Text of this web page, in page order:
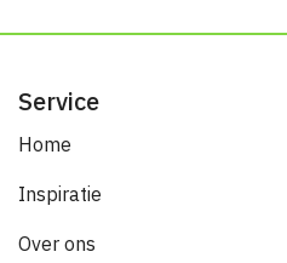
Service
Home
Inspiratie
Over ons